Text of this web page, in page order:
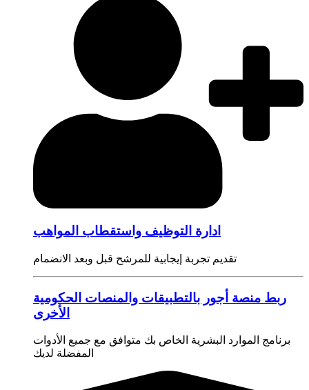
ادارة التوظيف واستقطاب المواهب
تقديم تجربة إيجابية للمرشح قبل وبعد الانضمام
ربط منصة أجور بالتطبيقات والمنصات الحكومية
الأخرى
برنامج الموارد البشرية الخاص بك متوافق مع جميع الأدوات
المفضلة لديك